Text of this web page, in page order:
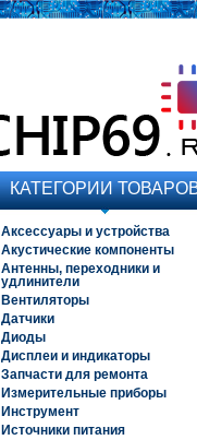
КАТЕГОРИИ
Аксессуары и устройства
Акустические компоненты
Антенны, переходники и
удлинители
Вентиляторы
Датчики
Диоды
Дисплеи и индикаторы
Запчасти для ремонта
Измерительные приборы
Инструмент
Источники питания